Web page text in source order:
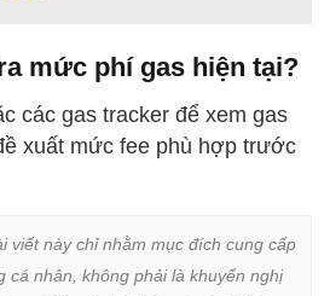
mức phí gas hiện tại?
các gas tracker để xem gas
xuất mức fee phù hợp trước
viết này chỉ nhằm mục đích cung cấp
cá nhân, không phải là khuyến nghị